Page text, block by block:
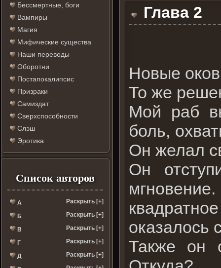
Бессмертные, боги
Вампиры
Магия
Мифические существа
Наши переводы
Оборотни
Постапокалипсис
Призраки
Самиздат
Сверхспособности
Слэш
Эротика
Список авторов
А Раскрыть [+]
Б Раскрыть [+]
В Раскрыть [+]
Г Раскрыть [+]
Д Раскрыть [+]
Глава 2
Новые
То же
Мой раб
боль,
Он желал
Он
оказалось
Также он